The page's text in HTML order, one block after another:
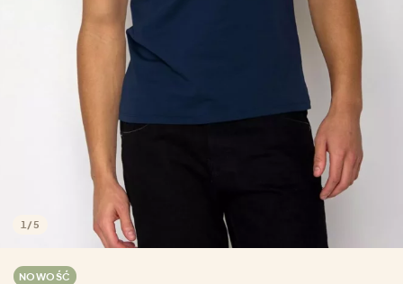
1 /5
NOWOŚĆ